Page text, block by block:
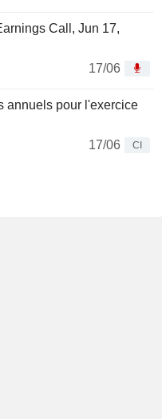
Call, Jun 17,
17/06
annuels pour l'exercice
17/06
CI